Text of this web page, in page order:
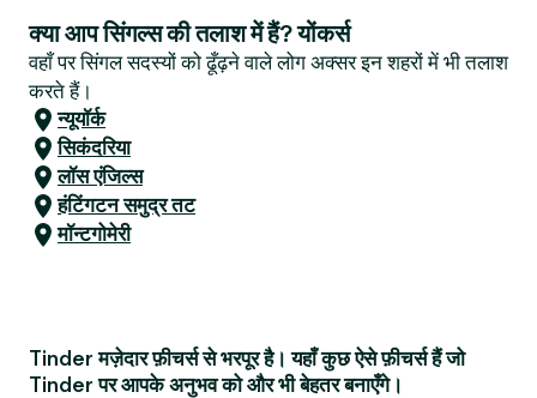
क्या आप सिंगल्स की तलाश में हैं? योंकर्स
वहाँ पर सिंगल सदस्यों को ढूँढ़ने वाले लोग अक्सर इन शहरों में भी तलाश
करते हैं।
न्यूयॉर्क
सिकंदरिया
लॉस एंजिल्स
हंटिंगटन समुद्र तट
मॉन्टगोमेरी
Tinder मज़ेदार फ़ीचर्स से भरपूर है। यहाँ कुछ ऐसे फ़ीचर्स हैं जो
Tinder पर आपके अनुभव को और भी बेहतर बनाएँगे।